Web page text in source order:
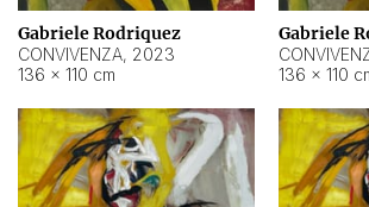
Gabriele Rodriquez
CONVIVENZA, 2023
136 × 110 cm
Gabriele
136 × 110